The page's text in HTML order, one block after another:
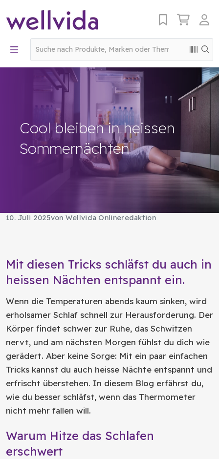
Cool bleiben in heissen
Sommernächten
10. Juli 2025von Wellvida Onlineredaktion
Mit diesen Tricks schläfst du auch in
heissen Nächten entspannt ein.
Wenn die Temperaturen abends kaum sinken, wird
erholsamer Schlaf schnell zur Herausforderung. Der
Körper findet schwer zur Ruhe, das Schwitzen
nervt, und am nächsten Morgen fühlst du dich wie
gerädert. Aber keine Sorge: Mit ein paar einfachen
Tricks kannst du auch heisse Nächte entspannt und
erfrischt überstehen. In diesem Blog erfährst du,
wie du besser schläfst, wenn das Thermometer
nicht mehr fallen will.
Warum Hitze das Schlafen
erschwert